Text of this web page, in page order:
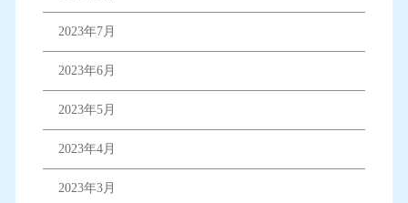
2023年7月
2023年6月
2023年5月
2023年4月
2023年3月